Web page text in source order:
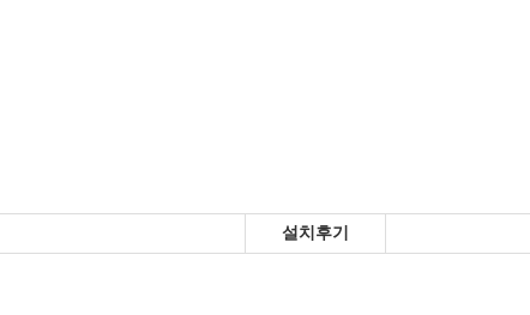
설치후기